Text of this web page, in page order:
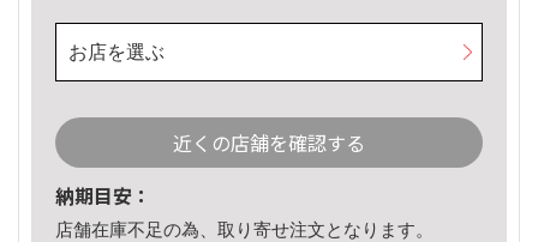
お店を選ぶ
近くの店舗を確認する
納期目安：
店舗在庫不足の為、取り寄せ注文となります。